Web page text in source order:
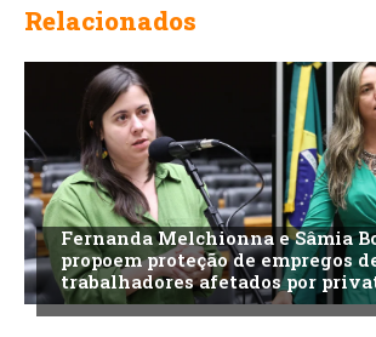
Relacionados
Fernanda Melchionna e Sâmia
propoem proteção de empregos
trabalhadores afetados por